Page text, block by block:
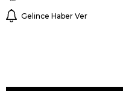
Gelince Haber Ver